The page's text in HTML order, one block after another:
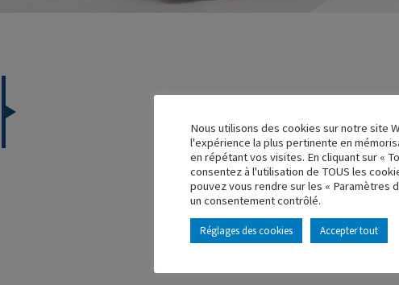
Nous utilisons des cookies sur notre site
l'expérience la plus pertinente en
en répétant vos visites. En cliquant sur «
consentez à l'utilisation de TOUS les
pouvez vous rendre sur les « Paramètres
un consentement contrôlé.
Réglages des cookies Accepter tout